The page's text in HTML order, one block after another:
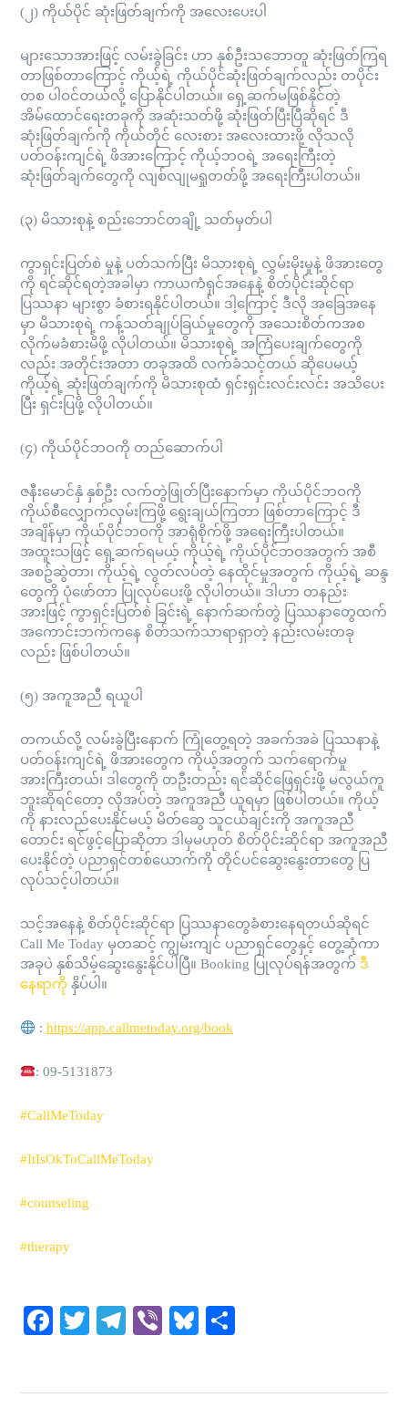
(၂) ကိုယ်ပိုင် ဆုံးဖြတ်ချက်ကို အလေးပေးပါ
များသောအားဖြင့် လမ်းခွဲခြင်း ဟာ နှစ်ဦးသဘောတူ ဆုံးဖြတ်ကြရ
တာဖြစ်တာကြောင့် ကိုယ့်ရဲ့ ကိုယ်ပိုင်ဆုံးဖြတ်ချက်လည်း တပိုင်း
တစ ပါဝင်တယ်လို့ ပြောနိုင်ပါတယ်။ ရှေ့ဆက်မဖြစ်နိုင်တဲ့
အိမ်ထောင်ရေးတခုကို အဆုံးသတ်ဖို့ ဆုံးဖြတ်ပြီးပြီဆိုရင် ဒီ
ဆုံးဖြတ်ချက်ကို ကိုယ်တိုင် လေးစား အလေးထားဖို့ လိုသလို
ပတ်ဝန်းကျင်ရဲ့ ဖိအားကြောင့် ကိုယ့်ဘဝရဲ့ အရေးကြီးတဲ့
ဆုံးဖြတ်ချက်တွေကို လျစ်လျုမရှုတတ်ဖို့ အရေးကြီးပါတယ်။
(၃) မိသားစုနဲ့ စည်းဘောင်တချို့ သတ်မှတ်ပါ
ကွာရှင်းပြတ်စဲ မှုနဲ့ ပတ်သက်ပြီး မိသားစုရဲ့ လွှမ်းမိုးမှုနဲ့ ဖိအားတွေ
ကို ရင်ဆိုင်ရတဲ့အခါမှာ ကာယကံရှင်အနေနဲ့ စိတ်ပိုင်းဆိုင်ရာ
ပြဿနာ များစွာ ခံစားရနိုင်ပါတယ်။ ဒါ့ကြောင့် ဒီလို အခြေအနေ
မှာ မိသားစုရဲ့ ကန့်သတ်ချုပ်ခြယ်မှုတွေကို အသေးစိတ်ကအစ
လိုက်မခံစားမိဖို့ လိုပါတယ်။ မိသားစုရဲ့ အကြံပေးချက်တွေကို
လည်း အတိုင်းအတာ တခုအထိ လက်ခံသင့်တယ် ဆိုပေမယ့်
ကိုယ့်ရဲ့ ဆုံးဖြတ်ချက်ကို မိသားစုထံ ရှင်းရှင်းလင်းလင်း အသိပေး
ပြီး ရှင်းပြဖို့ လိုပါတယ်။
(၄) ကိုယ်ပိုင်ဘဝကို တည်ဆောက်ပါ
ဇနီးမောင်နှံ နှစ်ဦး လက်တွဲဖြုတ်ပြီးနောက်မှာ ကိုယ်ပိုင်ဘဝကို
ကိုယ်စီလျှောက်လှမ်းကြဖို့ ရွေးချယ်ကြတာ ဖြစ်တာကြောင့် ဒီ
အချိန်မှာ ကိုယ်ပိုင်ဘဝကို အာရုံစိုက်ဖို့ အရေးကြီးပါတယ်။
အထူးသဖြင့် ရှေ့ဆက်ရမယ့် ကိုယ့်ရဲ့ ကိုယ်ပိုင်ဘဝအတွက် အစီ
အစဥ်ဆွဲတာ၊ ကိုယ့်ရဲ့ လွတ်လပ်တဲ့ နေထိုင်မှုအတွက် ကိုယ့်ရဲ့ ဆန္ဒ
တွေကို ပုံဖော်တာ ပြုလုပ်ပေးဖို့ လိုပါတယ်။ ဒါဟာ တနည်း
အားဖြင့် ကွာရှင်းပြတ်စဲ ခြင်းရဲ့ နောက်ဆက်တွဲ ပြဿနာတွေထက်
အကောင်းဘက်ကနေ စိတ်သက်သာရာရှာတဲ့ နည်းလမ်းတခု
လည်း ဖြစ်ပါတယ်။
(၅) အကူအညီ ရယူပါ
တကယ်လို့ လမ်းခွဲပြီးနောက် ကြုံတွေ့ရတဲ့ အခက်အခဲ ပြဿနာနဲ့
ပတ်ဝန်းကျင်ရဲ့ ဖိအားတွေက ကိုယ့်အတွက် သက်ရောက်မှု
အားကြီးတယ်၊ ဒါတွေကို တဦးတည်း ရင်ဆိုင်ဖြေရှင်းဖို့ မလွယ်ကူ
ဘူးဆိုရင်တော့ လိုအပ်တဲ့ အကူအညီ ယူရမှာ ဖြစ်ပါတယ်။ ကိုယ့်
ကို နားလည်ပေးနိုင်မယ့် မိတ်ဆွေ သူငယ်ချင်းကို အကူအညီ
တောင်း ရင်ဖွင့်ပြောဆိုတာ ဒါမှမဟုတ် စိတ်ပိုင်းဆိုင်ရာ အကူအညီ
ပေးနိုင်တဲ့ ပညာရှင်တစ်ယောက်ကို တိုင်ပင်ဆွေးနွေးတာတွေ ပြ
လုပ်သင့်ပါတယ်။
သင့်အနေနဲ့ စိတ်ပိုင်းဆိုင်ရာ ပြဿနာတွေခံစားနေရတယ်ဆိုရင်
Call Me Today မှတဆင့် ကျွမ်းကျင် ပညာရှင်တွေနှင့် တွေ့ဆုံကာ
အခုပဲ နှစ်သိမ့်ဆွေးနွေးနိုင်ပါပြီ။ Booking ပြုလုပ်ရန်အတွက်ဒီ
နေရာကိုနှိပ်ပါ။
:https://app.callmetoday.org/book
: 09-5131873
#CallMeToday
#ItIsOkToCallMeToday
#counseling
#therapy
FacebookTwitter TelegramViber Bluesky